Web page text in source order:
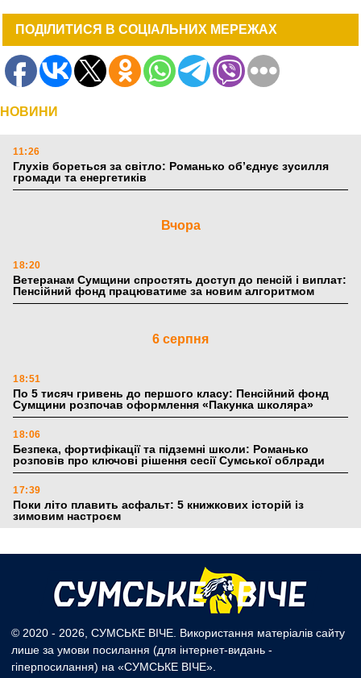
ПОДІЛИТИСЯ В СОЦІАЛЬНИХ МЕРЕЖАХ
НОВИНИ
11:26
Глухів бореться за світло: Романько об’єднує зусилля
громади та енергетиків
Вчора
18:20
Ветеранам Сумщини спростять доступ до пенсій і виплат:
Пенсійний фонд працюватиме за новим алгоритмом
6 серпня
18:51
По 5 тисяч гривень до першого класу: Пенсійний фонд
Сумщини розпочав оформлення «Пакунка школяра»
18:06
Безпека, фортифікації та підземні школи: Романько
розповів про ключові рішення сесії Сумської облради
17:39
Поки літо плавить асфальт: 5 книжкових історій із
зимовим настроєм
5 серпня
обладнання від партнерів із Німеччини
Кобзар домовляється із Червоним Хрестом про нові
© 2020 - 2026, СУМСЬКЕ ВІЧЕ. Використання матеріалів сайту
лише за умови посилання (для інтернет-видань -
гіперпосилання) на «СУМСЬКЕ ВІЧЕ».